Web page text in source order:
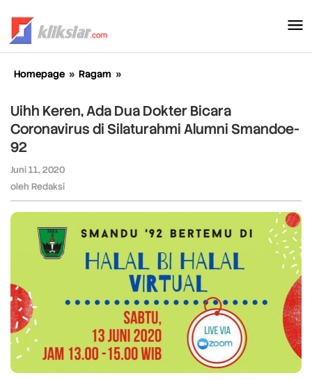
konten
Homepage » Ragam »
Dua
Dokter
Alumni
92
Uihh Keren, Ada Dua Dokter Bicara
Coronavirus di Silaturahmi Alumni Smandoe-
92
Juni 11, 2020
oleh Redaksi